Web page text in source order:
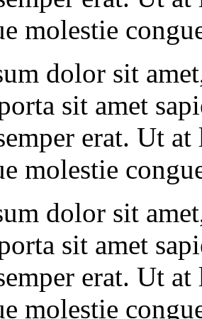
molestie
dolor sit
sit amet
erat. Ut
molestie
dolor sit
sit amet
erat. Ut
molestie